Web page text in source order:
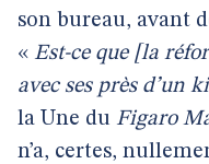
son bureau, avant
« Est-ce que [la
avec ses près d’un
la Une du Figaro
n’a, certes,